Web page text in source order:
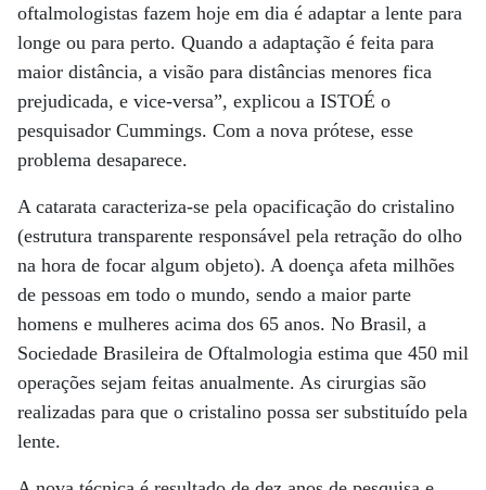
oftalmologistas fazem hoje em dia é adaptar a lente para
longe ou para perto. Quando a adaptação é feita para
maior distância, a visão para distâncias menores fica
prejudicada, e vice-versa”, explicou a ISTOÉ o
pesquisador Cummings. Com a nova prótese, esse
problema desaparece.
A catarata caracteriza-se pela opacificação do cristalino
(estrutura transparente responsável pela retração do olho
na hora de focar algum objeto). A doença afeta milhões
de pessoas em todo o mundo, sendo a maior parte
homens e mulheres acima dos 65 anos. No Brasil, a
Sociedade Brasileira de Oftalmologia estima que 450 mil
operações sejam feitas anualmente. As cirurgias são
realizadas para que o cristalino possa ser substituído pela
lente.